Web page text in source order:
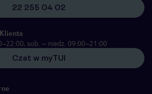
22 255 04 02
sob. – niedz. 09:00–21:00
Czat w myTUI